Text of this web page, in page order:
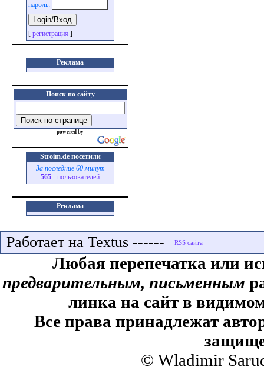
пароль:
[ регистрация ]
Реклама
Поиск по сайту
powered by
Stroim.de посетили
За последние 60 минут
565 - пользователей
Реклама
Работает на Textus ------
Любая перепечатка или
предварительным, письменным
линка на сайт в
Все права принадлежат
© Wladimir